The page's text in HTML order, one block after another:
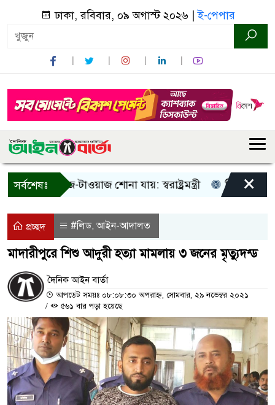
ঢাকা, রবিবার, ০৯ অগাস্ট ২০২৬ |ই-পেপার
সর্বশেষঃ
শুধু আওয়াজ-টাওয়াজ শোনা যায়: স্বরাষ্ট্রমন্ত্রী তিন দিনের
×
প্রচ্ছদ #লিড,আইন-আদালত
মাদারীপুরে শিশু আদুরী হত্যা মামলায় ৩ জনের মৃত্যুদন্ড
দৈনিক আইন বার্তা
আপডেট সময়ঃ ০৮:০৮:৩০ অপরাহ্ন, সোমবার, ২৯ নভেম্বর ২০২১
/
৫৬১ বার পড়া হয়েছে